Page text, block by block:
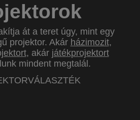
át a teret úgy, mint egy
projektor. Akár házimozit,
, akár játékprojektort
mindent megtalál.